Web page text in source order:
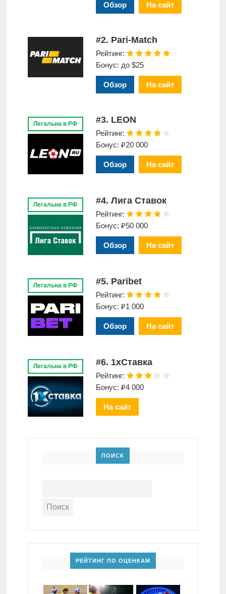
Обзор На сайт
#2. Pari-Match
Рейтинг:
Бонус: до $25
Обзор На сайт
Легальна в РФ #3. LEON
Рейтинг:
Бонус: ₽20 000
Обзор На сайт
Легальна в РФ #4. Лига Ставок
Рейтинг:
Бонус: ₽50 000
Обзор На сайт
Легальна в РФ #5. Paribet
Рейтинг:
Бонус: ₽1 000
Обзор На сайт
Легальна в РФ #6. 1xСтавка
Рейтинг:
Бонус: ₽4 000
На сайт
ПОИСК
РЕЙТИНГ ПО ОЦЕНКАМ